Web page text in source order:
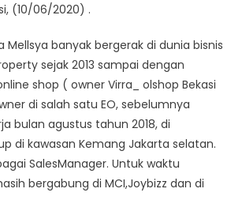
(10/06/2020) .
Mellsya banyak bergerak di dunia bisnis
sejak 2013 sampai dengan
shop ( owner Virra_ olshop Bekasi
di salah satu EO, sebelumnya
bulan agustus tahun 2018, di
di kawasan Kemang Jakarta selatan.
SalesManager. Untuk waktu
bergabung di MCI,Joybizz dan di